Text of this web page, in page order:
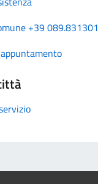
+39 089.831301